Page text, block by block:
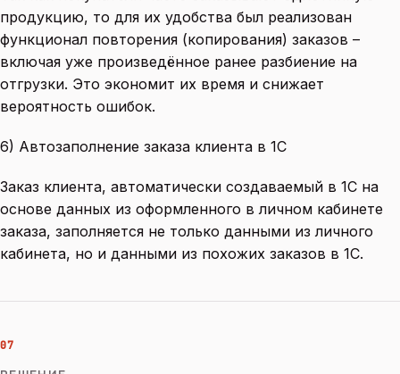
продукцию, то для их удобства был реализован
функционал повторения (копирования) заказов –
включая уже произведённое ранее разбиение на
отгрузки. Это экономит их время и снижает
вероятность ошибок.
6) Автозаполнение заказа клиента в 1С
Заказ клиента, автоматически создаваемый в 1С на
основе данных из оформленного в личном кабинете
заказа, заполняется не только данными из личного
кабинета, но и данными из похожих заказов в 1С.
07